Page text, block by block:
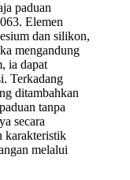
paduan
Elemen
dan silikon,
mengandung
ia dapat
Terkadang
ditambahkan
tanpa
secara
karakteristik
melalui